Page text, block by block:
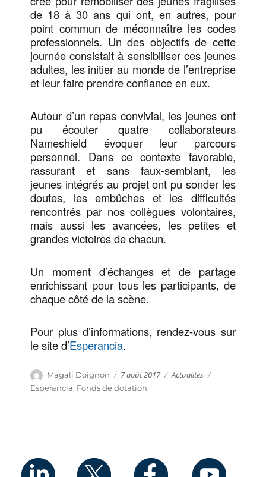
de 18 à 30 ans qui ont, en autres, pour
point commun de méconnaître les codes
professionnels. Un des objectifs de cette
journée consistait à sensibiliser ces jeunes
adultes, les initier au monde de l’entreprise
et leur faire prendre confiance en eux.
Autour d’un repas convivial, les jeunes ont
pu écouter quatre collaborateurs
Nameshield évoquer leur parcours
personnel. Dans ce contexte favorable,
rassurant et sans faux-semblant, les
jeunes intégrés au projet ont pu sonder les
doutes, les embûches et les difficultés
rencontrés par nos collègues volontaires,
mais aussi les avancées, les petites et
grandes victoires de chacun.
Un moment d’échanges et de partage
enrichissant pour tous les participants, de
chaque côté de la scène.
Pour plus d’informations, rendez-vous sur
le site d’Esperancia.
Auteur
Magali Doignon Publié
le7 août 2017 Catégories
Actualités
Esperancia, Fonds de dotation